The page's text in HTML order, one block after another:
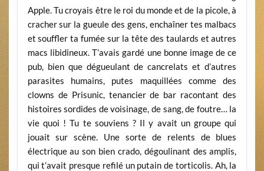
Apple. Tu croyais être le roi du monde et de la picole, à
cracher sur la gueule des gens, enchaîner tes malbacs
et souffler ta fumée sur la tête des taulards et autres
macs libidineux. T’avais gardé une bonne image de ce
pub, bien que dégueulant de cancrelats et d’autres
parasites humains, putes maquillées comme des
clowns de Prisunic, tenancier de bar racontant des
histoires sordides de voisinage, de sang, de foutre… la
vie quoi ! Tu te souviens ? Il y avait un groupe qui
jouait sur scène. Une sorte de relents de blues
électrique au son bien crado, dégoulinant des amplis,
qui t’avait presque refilé un putain de torticolis. Ah, la